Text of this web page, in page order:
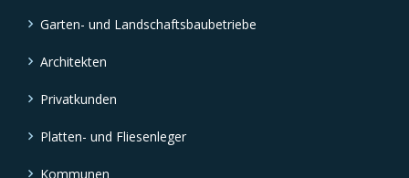
Garten- und Landschaftsbaubetriebe
Architekten
Privatkunden
Platten- und Fliesenleger
Kommunen